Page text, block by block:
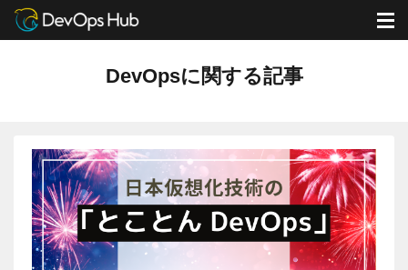
DevOps Hub ブログ DevOpsに関する記事
DevOpsに関する記事